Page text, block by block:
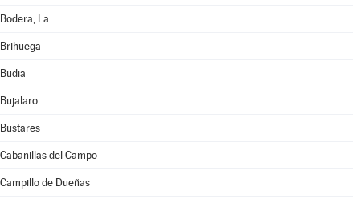
Bodera, La
Brihuega
Budia
Bujalaro
Bustares
Cabanillas del Campo
Campillo de Dueñas